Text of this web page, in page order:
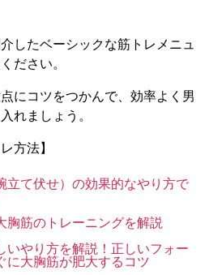
したベーシックな筋トレメニュ
ださい。
にコツをつかんで、効率よく男
れましょう。
方法】
立て伏せ）の効果的なやり方で
胸筋のトレーニングを解説
いやり方を解説！正しいフォー
に大胸筋が肥大するコツ